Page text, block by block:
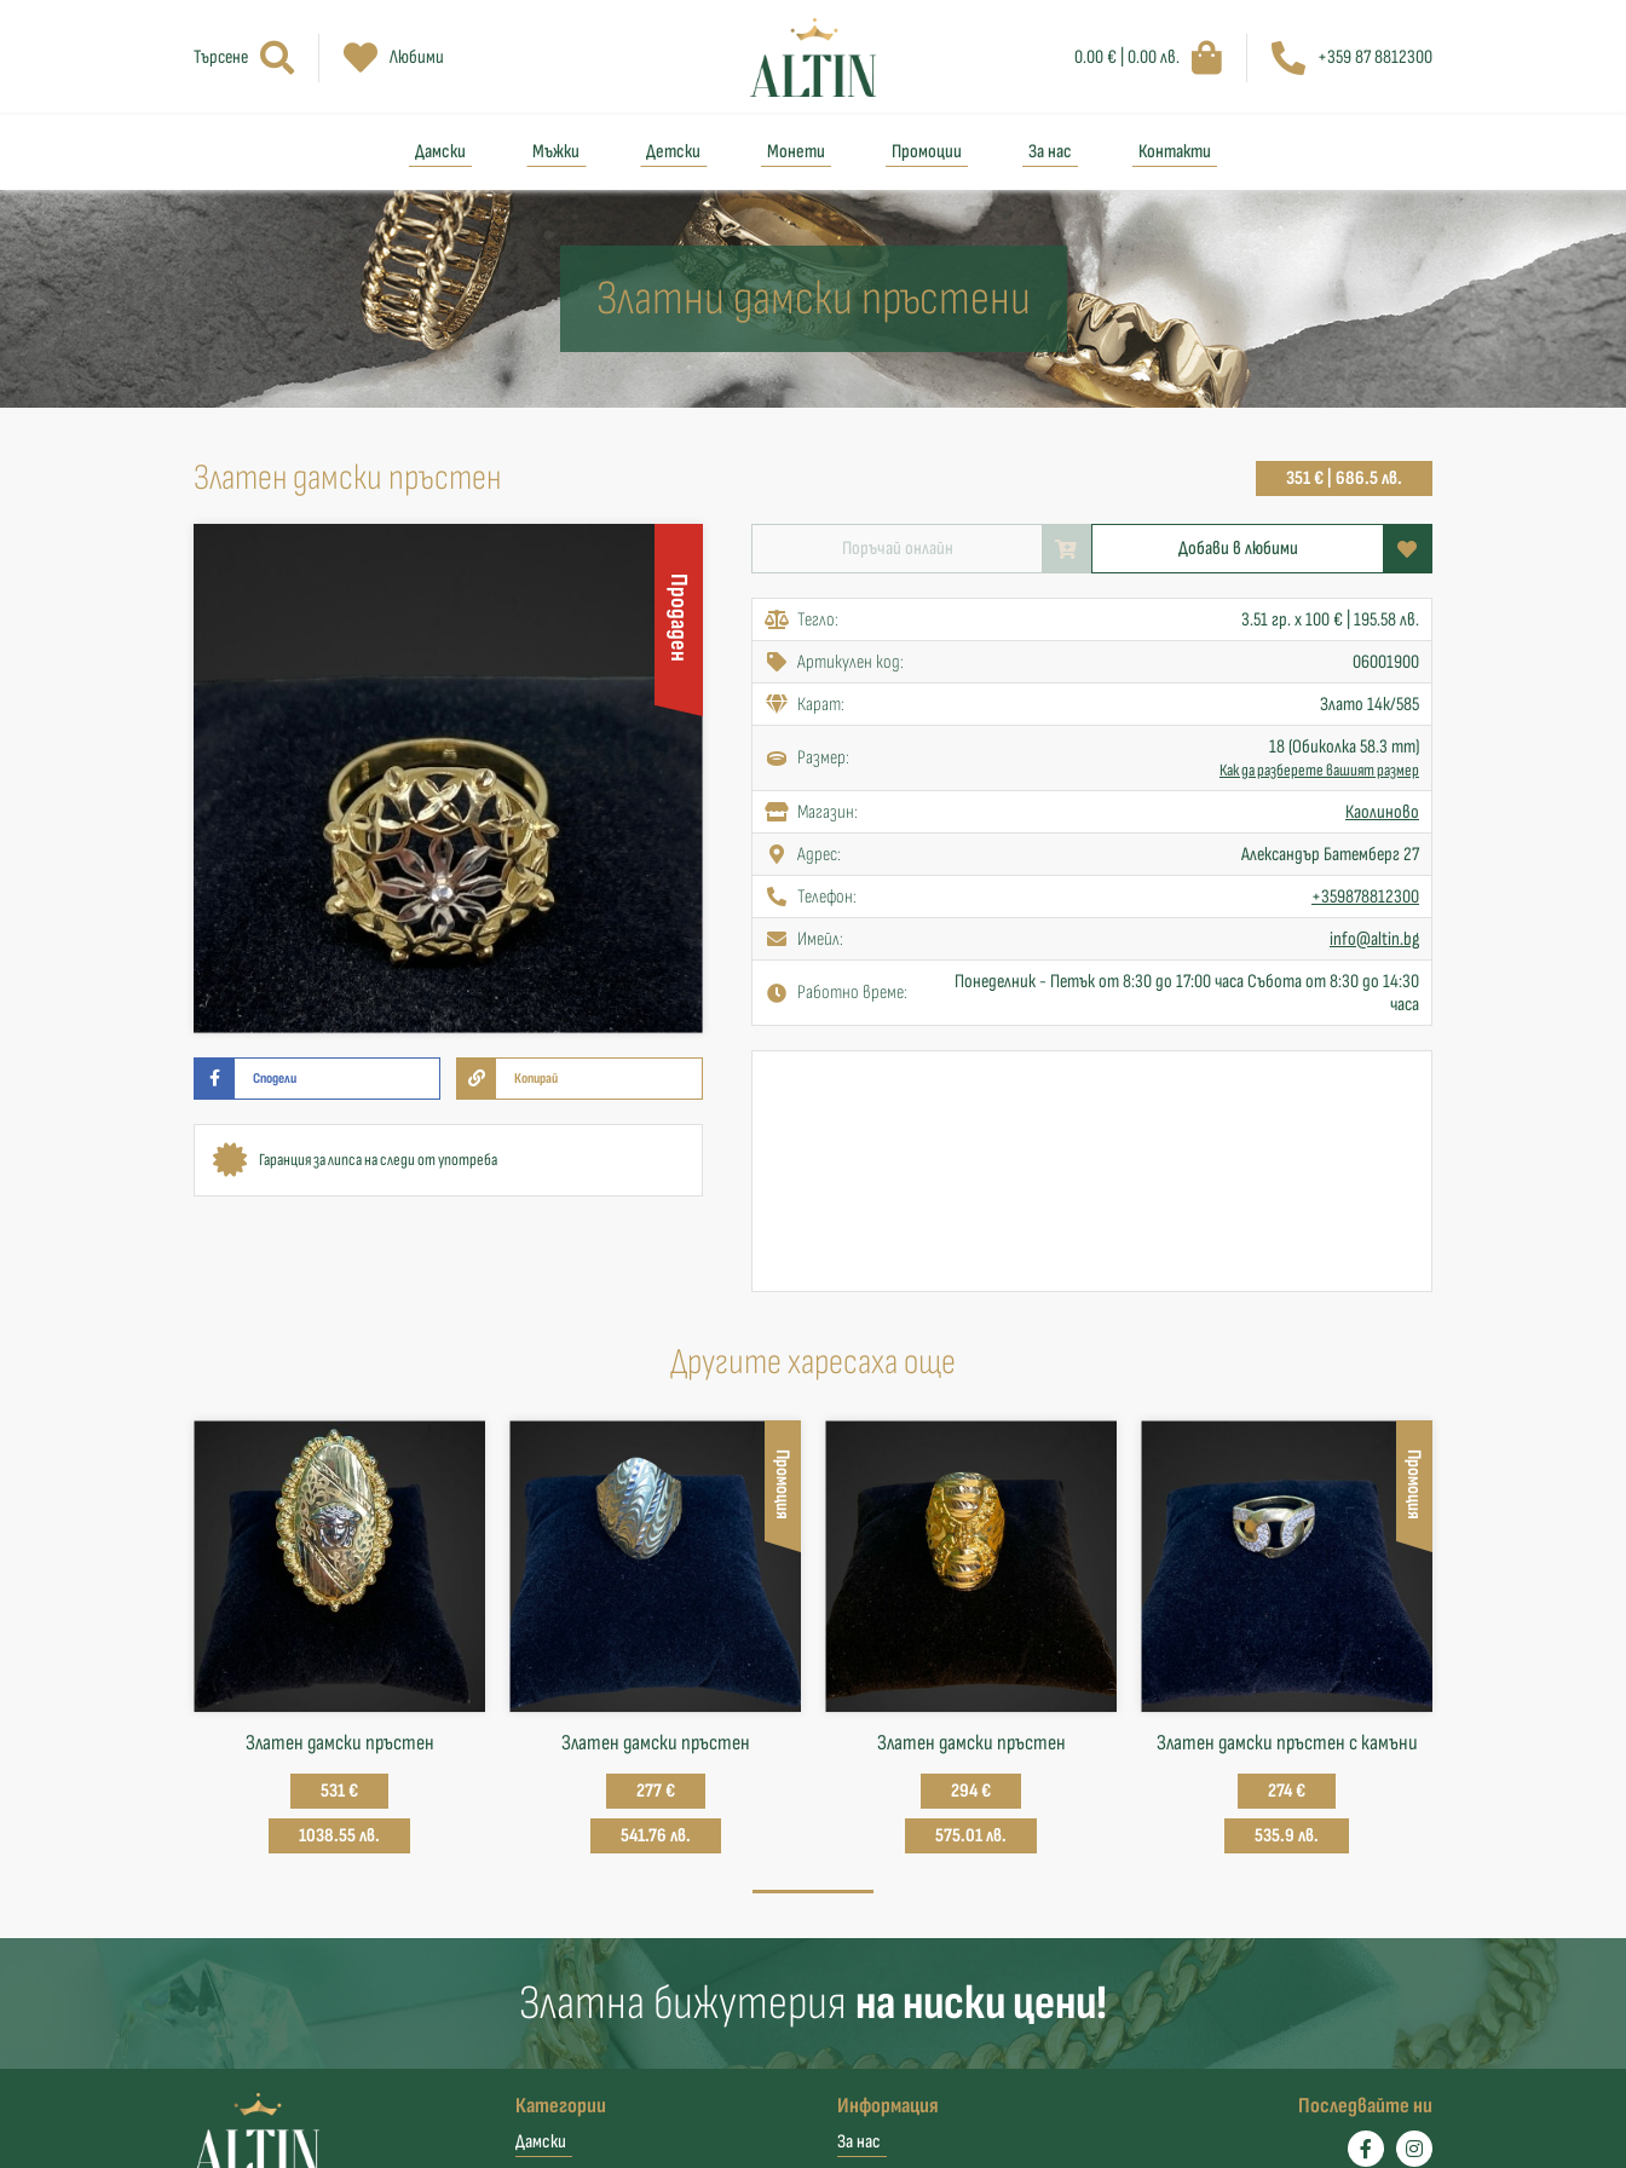
Търсене Любими 0.00 € | 0.00 лв. +359 87 8812300
Дамски Мъжки Детски Монети Промоции За нас Контакти
Златни дамски пръстени
Златен дамски пръстен 351 € | 686.5 лв.
Продаден
Сподели Копирай
Гаранция за липса на следи от употреба
Поръчай онлайн Добави в любими
Тегло:
3.51 гр. x 100 € | 195.58 лв.
Артикулен код:
06001900
Карат:
Злато 14к/585
Размер: 18 (Обиколка 58.3 mm)
Как да разберете вашият размер
Mагазин:
Каолиново
Адрес:
Александър Батемберг 27
Телефон:
+359878812300
Имейл:
info@altin.bg
Работно време:
Понеделник - Петък от 8:30 до 17:00 часа Събота от 8:30 до 14:30
часа
Другите харесаха още
Златен дамски пръстен
531 €
1038.55 лв.
Промоция
Златен дамски пръстен
277 €
541.76 лв.
Златен дамски пръстен
294 €
575.01 лв.
Промоция
Златен дамски пръстен с камъни
274 €
535.9 лв.
Златна бижутерия на ниски цени!
Категории
Дамски
Информация
За нас
Последвайте ни